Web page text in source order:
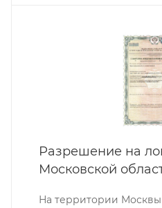
Разрешение на
Московской
На территории